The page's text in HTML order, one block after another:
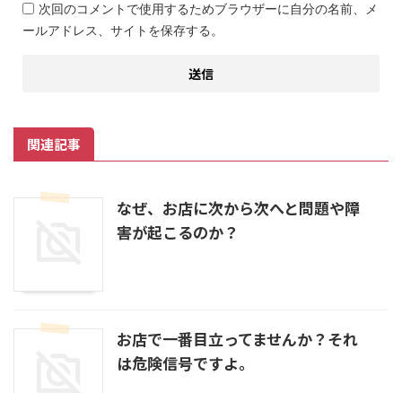
次回のコメントで使用するためブラウザーに自分の名前、メ
ールアドレス、サイトを保存する。
関連記事
なぜ、お店に次から次へと問題や障
害が起こるのか？
お店で一番目立ってませんか？それ
は危険信号ですよ。